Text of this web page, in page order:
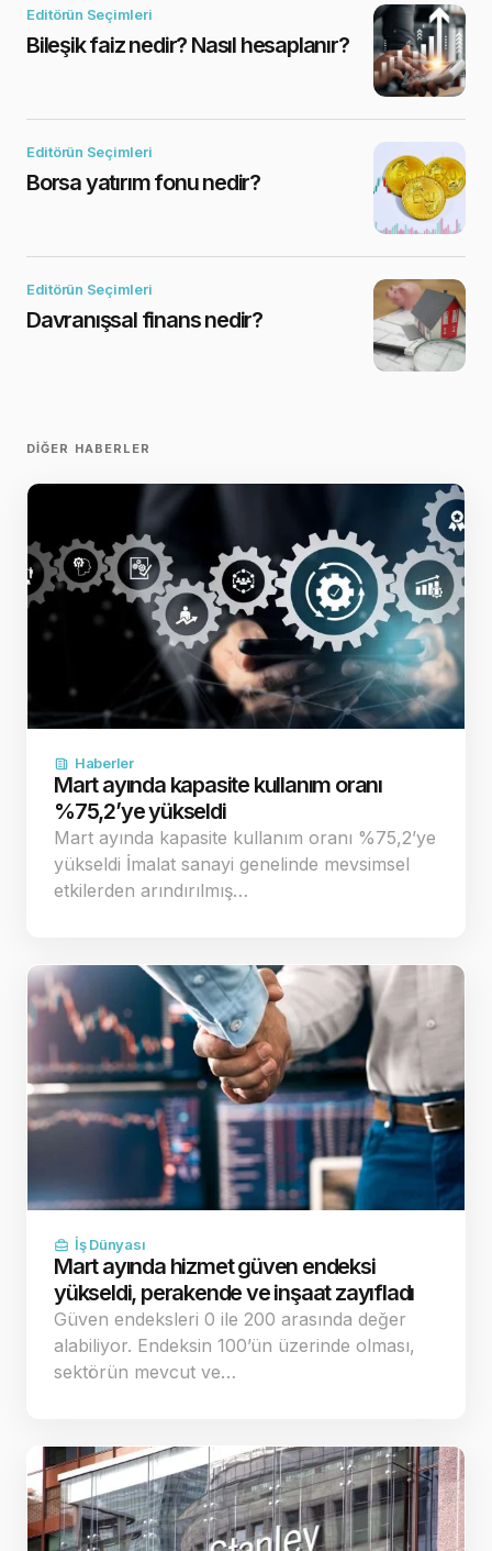
Editörün Seçimleri
Bileşik faiz nedir? Nasıl hesaplanır?
Editörün Seçimleri
Borsa yatırım fonu nedir?
Editörün Seçimleri
Davranışsal finans nedir?
DIĞER HABERLER
Haberler
Mart ayında kapasite kullanım oranı
%75,2’ye yükseldi
Mart ayında kapasite kullanım oranı %75,2’ye
yükseldi İmalat sanayi genelinde mevsimsel
etkilerden arındırılmış…
İş Dünyası
Mart ayında hizmet güven endeksi
yükseldi, perakende ve inşaat zayıfladı
Güven endeksleri 0 ile 200 arasında değer
alabiliyor. Endeksin 100’ün üzerinde olması,
sektörün mevcut ve…